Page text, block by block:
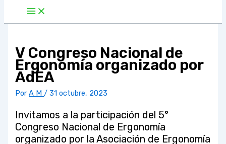
V Congreso Nacional de
Ergonomía organizado por
AdEA
PorA M/31 octubre, 2023
Invitamos a la participación del 5°
Congreso Nacional de Ergonomía
organizado por la Asociación de Ergonomía